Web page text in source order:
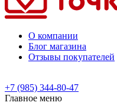
О компании
Блог магазина
Отзывы покупателей
+7 (985) 344-80-47
Главное меню